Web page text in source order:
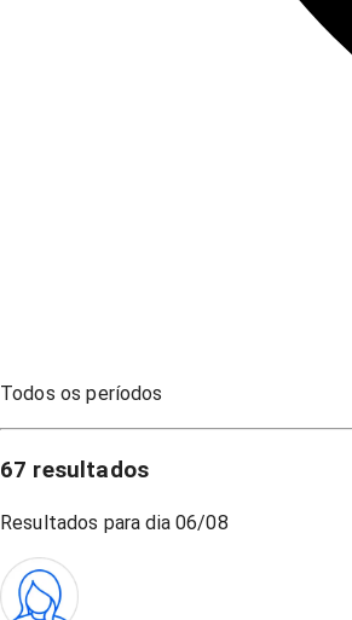
Todos os períodos
67 resultados
Resultados para dia 06/08